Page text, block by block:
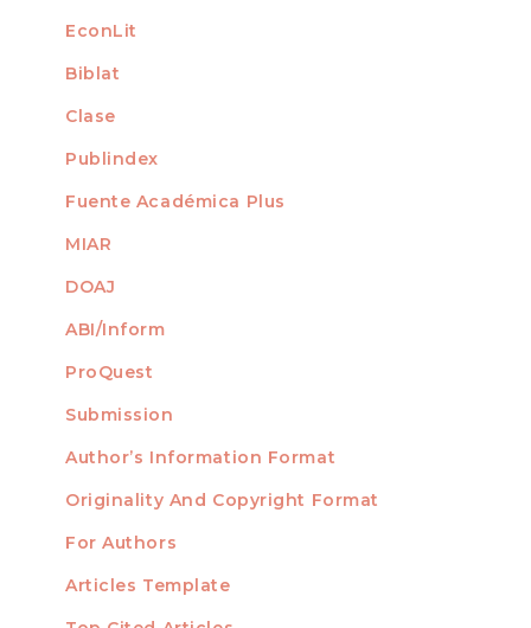
EconLit
Biblat
Clase
Publindex
Fuente Académica Plus
MIAR
DOAJ
ABI/Inform
ProQuest
AUTHORS
Submission
Author’s Information Format
Originality And Copyright Format
For Authors
Articles Template